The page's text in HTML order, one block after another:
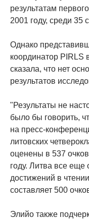
результатам
2001 году, среди 35
Однако
координатор PIRLS
сказала, что нет
результатов
"Результаты не
было бы говорить,
на пресс-
литовских
оценены в 537
году. Литва все еще
достижений в
составляет 500
Элийо также